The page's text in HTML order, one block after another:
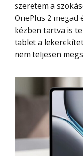
szeretem a
OnePlus 2 megad
kézben tartva is
tablet a
nem teljesen